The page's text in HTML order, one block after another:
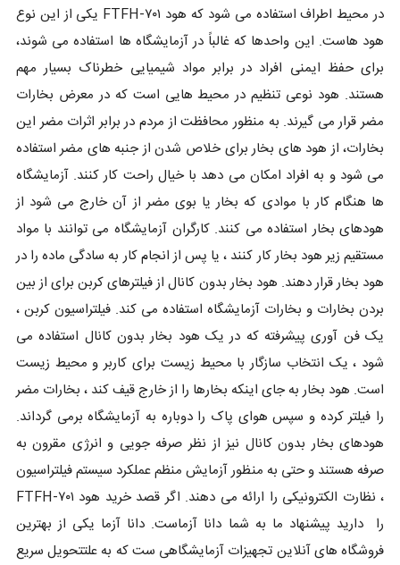
در محیط اطراف استفاده می شود که هود FTFH-۷۰۱ یکی از این نوع
هود هاست. این واحدها که غالباً در آزمایشگاه ها استفاده می شوند،
برای حفظ ایمنی افراد در برابر مواد شیمیایی خطرناک بسیار مهم
هستند. هود نوعی تنظیم در محیط هایی است که در معرض بخارات
مضر قرار می گیرند. به منظور محافظت از مردم در برابر اثرات مضر این
بخارات، از هود های بخار برای خلاص شدن از جنبه های مضر استفاده
می شود و به افراد امکان می دهد با خیال راحت کار کنند. آزمایشگاه
ها هنگام کار با موادی که بخار یا بوی مضر از آن خارج می شود از
هودهای بخار استفاده می کنند. کارگران آزمایشگاه می توانند با مواد
مستقیم زیر هود بخار کار کنند ، یا پس از انجام کار به سادگی ماده را در
هود بخار قرار دهند. هود بخار بدون کانال از فیلترهای کربن برای از بین
بردن بخارات و بخارات آزمایشگاه استفاده می کند. فیلتراسیون کربن ،
یک فن آوری پیشرفته که در یک هود بخار بدون کانال استفاده می
شود ، یک انتخاب سازگار با محیط زیست برای کاربر و محیط زیست
است. هود بخار به جای اینکه بخارها را از خارج قیف کند ، بخارات مضر
را فیلتر کرده و سپس هوای پاک را دوباره به آزمایشگاه برمی گرداند.
هودهای بخار بدون کانال نیز از نظر صرفه جویی و انرژی مقرون به
صرفه هستند و حتی به منظور آزمایش منظم عملکرد سیستم فیلتراسیون
، نظارت الکترونیکی را ارائه می دهند. اگر قصد خرید هود FTFH-۷۰۱
را دارید پیشنهاد ما به شما دانا آزماست. دانا آزما یکی از بهترین
فروشگاه های آنلاین تجهیزات آزمایشگاهی ست که به علتتحویل سریع